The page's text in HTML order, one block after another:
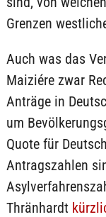
Grenzen
Auch was das
Maiziére zwar
Anträge in
um
Quote für
Antragszahlen
Thränhardt